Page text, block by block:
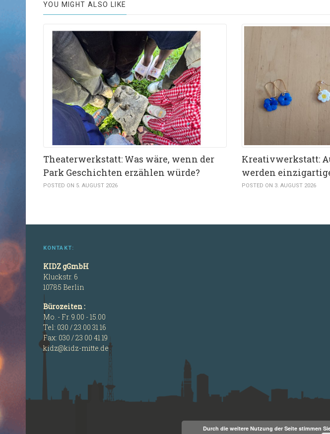
YOU MIGHT ALSO LIKE
Theaterwerkstatt: Was wäre, wenn der
Park Geschichten erzählen würde?
POSTED ON 5. AUGUST 2026
Kreativwerkstatt:
werden
POSTED ON 3. AUGUST 2026
KONTAKT:
KIDZ gGmbH
Kluckstr. 6
10785 Berlin
Bürozeiten :
Mo. - Fr. 9.00 - 15.00
Tel: 030 / 23 00 31 16
Fax: 030 / 23 00 41 19
kidz@kidz-mitte.de
Durch die weitere Nutzung der Seite stimmen